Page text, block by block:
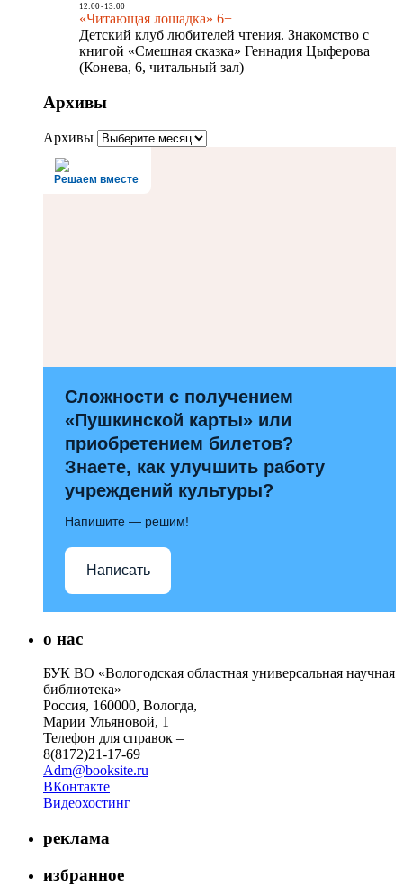
12:00- 13:00
«Читающая лошадка» 6+
Детский клуб любителей чтения. Знакомство с
книгой «Смешная сказка» Геннадия Цыферова
(Конева, 6, читальный зал)
Архивы
Архивы
Решаем вместе
Сложности с получением
«Пушкинской карты» или
приобретением билетов?
Знаете, как улучшить работу
учреждений культуры?
Напишите — решим!
Написать
о нас
БУК ВО «Вологодская областная универсальная научная
библиотека»
Россия, 160000, Вологда,
Марии Ульяновой, 1
Телефон для справок –
8(8172)21-17-69
Adm@booksite.ru
ВКонтакте
Видеохостинг
реклама
избранное